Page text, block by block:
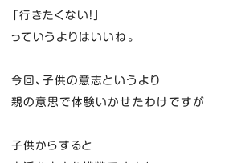
「行きたくない！」
っていうよりはいいね。
今回、子供の意志というより
親の意思で体験いかせたわけですが
子供からすると